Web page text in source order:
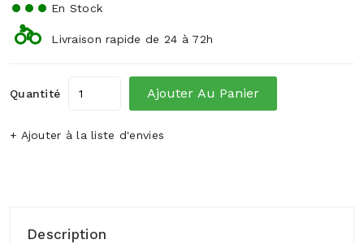
En Stock
Livraison rapide de 24 à 72h
Quantité Ajouter Au Panier
+ Ajouter à la liste d'envies
Description